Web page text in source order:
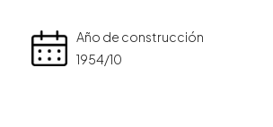
Año de construcción
1954/10